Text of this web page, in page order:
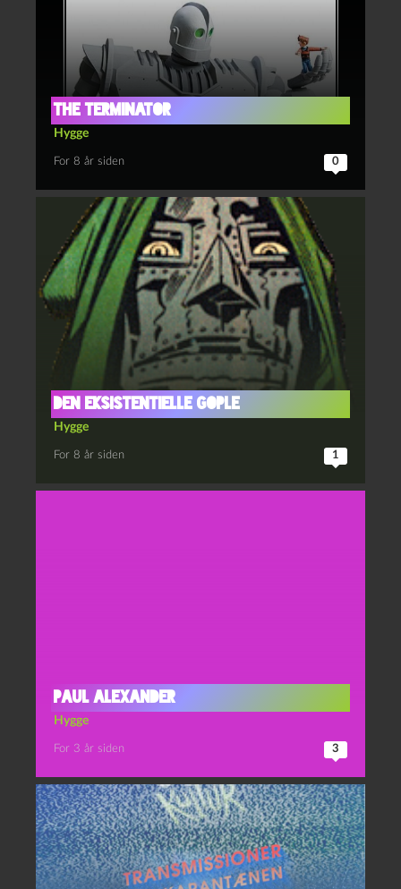
The Terminator
Hygge
For 8 år siden 0
Den eksistentielle gople
Hygge
For 8 år siden 1
Paul Alexander
Hygge
For 3 år siden 3